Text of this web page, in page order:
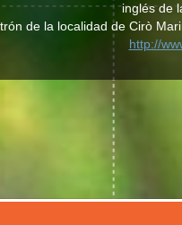
inglés de
de la localidad de Cirò
http://